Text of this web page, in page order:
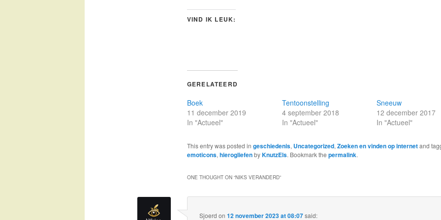
VIND IK LEUK:
GERELATEERD
Boek
11 december 2019
In "Actueel"
Tentoonstelling
4 september 2018
In "Actueel"
Sneeuw
12 december 2017
In "Actueel"
This entry was posted in geschiedenis, Uncategorized, Zoeken en vinden op internetand
emoticons, hierogliefenbyKnutzEls. Bookmark the permalink.
ONE THOUGHT ON “NIKS VERANDERD”
Sjoerd on12 november 2023 at 08:07said: